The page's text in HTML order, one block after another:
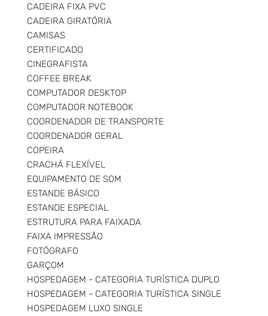
CADEIRA FIXA PVC
CADEIRA GIRATÓRIA
CAMISAS
CERTIFICADO
CINEGRAFISTA
COFFEE BREAK
COMPUTADOR DESKTOP
COMPUTADOR NOTEBOOK
COORDENADOR DE TRANSPORTE
COORDENADOR GERAL
COPEIRA
CRACHÁ FLEXÍVEL
EQUIPAMENTO DE SOM
ESTANDE BÁSICO
ESTANDE ESPECIAL
ESTRUTURA PARA FAIXADA
FAIXA IMPRESSÃO
FOTÓGRAFO
GARÇOM
HOSPEDAGEM - CATEGORIA TURÍSTICA DUPLO
HOSPEDAGEM - CATEGORIA TURÍSTICA SINGLE
HOSPEDAGEM LUXO SINGLE